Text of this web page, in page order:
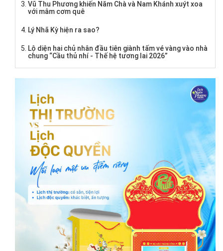
Vũ Thu Phương khiến Năm Chà và Nam Khánh xuýt xoa
với mâm cơm quê
Lý Nhã Kỳ hiện ra sao?
Lộ diện hai chủ nhân đầu tiên giành tấm vé vàng vào nhà
chung “Cầu thủ nhí - Thế hệ tương lai 2026”